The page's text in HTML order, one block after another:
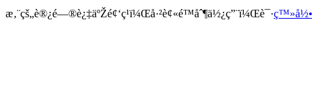
æ‚¨çš„è®¿é—®è¿‡äºŽé¢‘ç¹ï¼Œå·²è¢«é™åˆ¶ä½¿ç”¨ï¼Œè¯·ç™»å½•